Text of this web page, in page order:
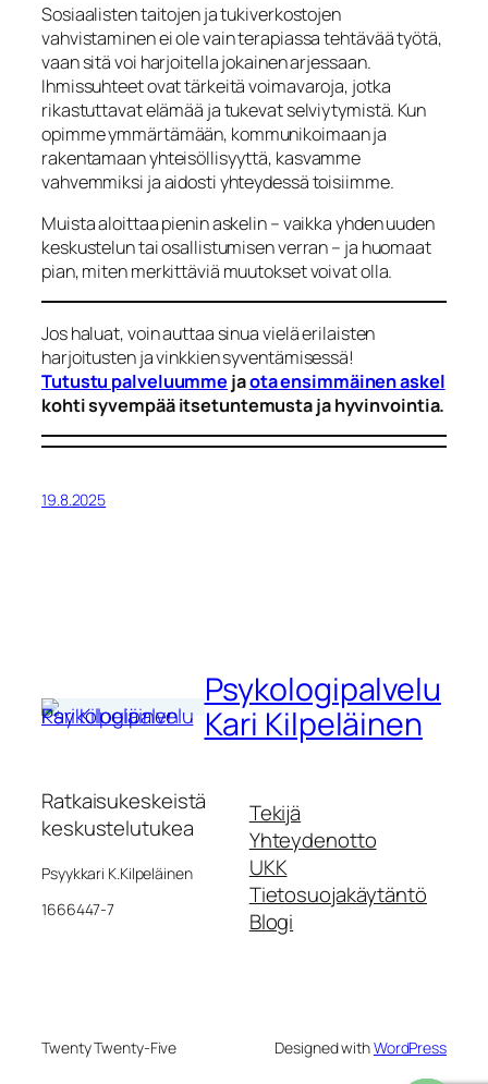
Sosiaalisten taitojen ja tukiverkostojen
vahvistaminen ei ole vain terapiassa tehtävää työtä,
vaan sitä voi harjoitella jokainen arjessaan.
Ihmissuhteet ovat tärkeitä voimavaroja, jotka
rikastuttavat elämää ja tukevat selviytymistä. Kun
opimme ymmärtämään, kommunikoimaan ja
rakentamaan yhteisöllisyyttä, kasvamme
vahvemmiksi ja aidosti yhteydessä toisiimme.
Muista aloittaa pienin askelin – vaikka yhden uuden
keskustelun tai osallistumisen verran – ja huomaat
pian, miten merkittäviä muutokset voivat olla.
Jos haluat, voin auttaa sinua vielä erilaisten
harjoitusten ja vinkkien syventämisessä!
Tutustu palveluumme jaota ensimmäinen askel
kohti syvempää itsetuntemusta ja hyvinvointia.
19.8.2025
Psykologipalvelu
Kari Kilpeläinen
Ratkaisukeskeistä
keskustelutukea
Psyykkari K.Kilpeläinen
1666447-7
Tekijä
Yhteydenotto
UKK
Tietosuojakäytäntö
Blogi
Twenty Twenty-Five Designed withWordPress